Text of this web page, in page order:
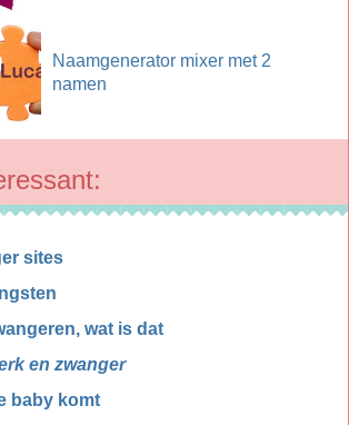
Naamgenerator mixer met 2
namen
sites
wat is dat
en zwanger
baby komt